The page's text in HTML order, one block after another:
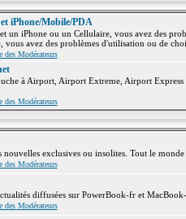
iPhone/Mobile/PDA
un iPhone ou un Cellulaire, vous avez des
vous avez des problèmes d'utilisation ou de
des Modérateurs
à Airport, Airport Extreme, Airport
des Modérateurs
nouvelles exclusives ou insolites. Tout le
des Modérateurs
diffusées sur PowerBook-fr et
des Modérateurs